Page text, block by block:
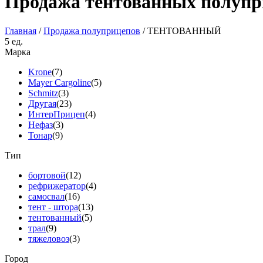
Главная /Продажа полуприцепов / ТЕНТОВАННЫЙ
5 ед.
Марка
Krone(7)
Mayer Cargoline(5)
Schmitz(3)
Другая(23)
ИнтерПрицеп(4)
Нефаз(3)
Тонар(9)
Тип
бортовой(12)
рефрижератор(4)
самосвал(16)
тент - штора(13)
тентованный(5)
трал(9)
тяжеловоз(3)
Город